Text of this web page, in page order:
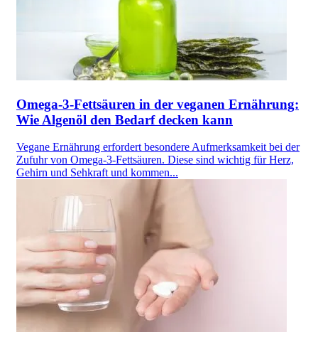
Omega-3-Fettsäuren in der veganen Ernährung:
Wie Algenöl den Bedarf decken kann
Vegane Ernährung erfordert besondere Aufmerksamkeit bei der
Zufuhr von Omega-3-Fettsäuren. Diese sind wichtig für Herz,
Gehirn und Sehkraft und kommen...